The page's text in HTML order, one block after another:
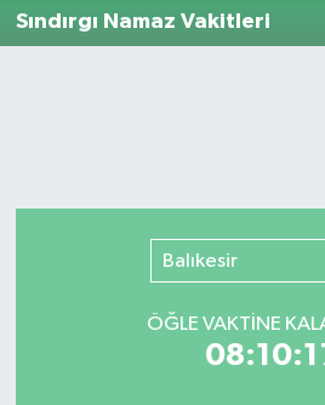
Sındırgı Namaz Vakitleri
Balıkesir
ÖĞLE VAKTİNE
Son Dakika Haberleri